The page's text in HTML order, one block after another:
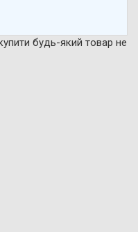
будь-який товар не